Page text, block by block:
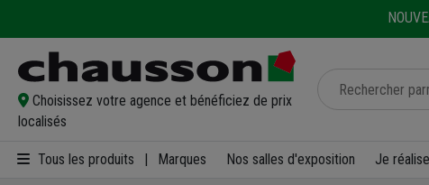
Choisissez votre agence et bénéficiez de prix
localisés
Tous les produits Marques Nos salles d'exposition Je